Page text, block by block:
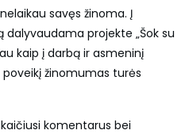
savęs žinoma. Į
projekte „Šok su
kaip į darbą ir asmeninį
poveikį žinomumas turės
komentarus bei